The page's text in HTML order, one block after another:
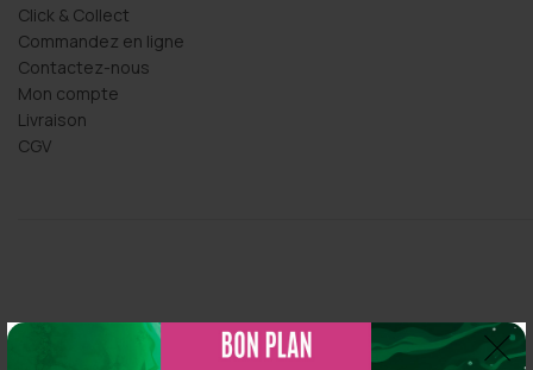
Click & Collect
Commandez en ligne
Contactez-nous
Mon compte
Livraison
CGV